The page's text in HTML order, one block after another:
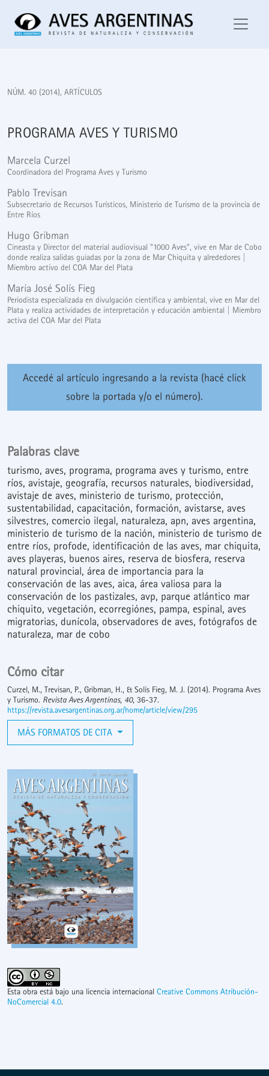
Programa Aves y Turismo
NÚM. 40 (2014), ARTÍCULOS
PROGRAMA AVES Y TURISMO
Marcela Curzel
Coordinadora del Programa Aves y Turismo
Pablo Trevisan
Subsecretario de Recursos Turísticos, Ministerio de Turismo de la provincia de
Entre Ríos
Hugo Gribman
Cineasta y Director del material audiovisual "1000 Aves", vive en Mar de Cobo
donde realiza salidas guiadas por la zona de Mar Chiquita y alrededores |
Miembro activo del COA Mar del Plata
María José Solís Fieg
Periodista especializada en divulgación científica y ambiental, vive en Mar del
Plata y realiza actividades de interpretación y educación ambiental | Miembro
activa del COA Mar del Plata
Palabras clave
turismo aves programa programa aves y turismo entre
ríos avistaje geografía recursos naturales biodiversidad
avistaje de aves ministerio de turismo protección
sustentabilidad capacitación formación avistarse aves
silvestres comercio ilegal naturaleza apn aves argentina
ministerio de turismo de la nación ministerio de turismo de
entre ríos profode identificación de las aves mar chiquita
aves playeras buenos aires reserva de biosfera reserva
natural provincial área de importancia para la
conservación de las aves aica área valiosa para la
conservación de los pastizales avp parque atlántico mar
chiquito vegetación ecorregiónes pampa espinal aves
migratorias dunícola observadores de aves fotógrafos de
naturaleza mar de cobo
Cómo citar
Curzel, M., Trevisan, P., Gribman, H., & Solís Fieg, M. J. (2014). Programa Aves
y Turismo. Revista Aves Argentinas, 40, 36-37.
https://revista.avesargentinas.org.ar/home/article/view/295
MÁS FORMATOS DE CITA
Accedé al artículo ingresando a la revista (hacé click
sobre la portada y/o el número).
Esta obra está bajo una licencia internacional Creative Commons Atribución-
NoComercial 4.0.